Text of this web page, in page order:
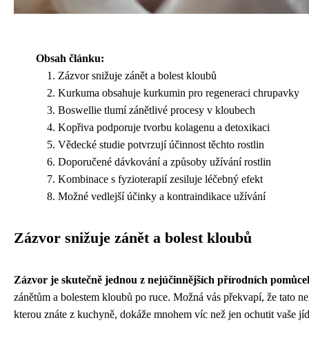
Obsah článku:
Zázvor snižuje zánět a bolest kloubů
Kurkuma obsahuje kurkumin pro regeneraci chrupavky
Boswellie tlumí zánětlivé procesy v kloubech
Kopřiva podporuje tvorbu kolagenu a detoxikaci
Vědecké studie potvrzují účinnost těchto rostlin
Doporučené dávkování a způsoby užívání rostlin
Kombinace s fyzioterapií zesiluje léčebný efekt
Možné vedlejší účinky a kontraindikace užívání
Zázvor snižuje zánět a bolest kloubů
Zázvor je skutečně jednou z nejúčinnějších přírodních
zánětům a bolestem kloubů po ruce. Možná vás překvapí, že tato
kterou znáte z kuchyně, dokáže mnohem víc než jen ochutit vaše